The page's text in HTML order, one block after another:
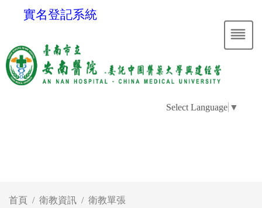
實名登記系統
Select Language ▼
首頁 衛教資訊 衛教單張